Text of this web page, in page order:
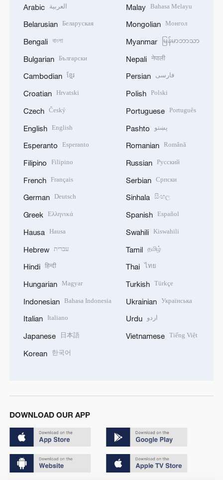
Arabic العربية
Belarusian Беларуская
Bengali বাংলা
Bulgarian Български
Cambodian ខ្មែរ
Croatian Hrvatski
Czech Český
English English
Esperanto Esperanto
Filipino Filipino
French Français
German Deutsch
Greek Ελληνικά
Hausa Hausa
Hebrew עברית
Hindi हिन्दी
Hungarian Magyar
Indonesian Bahasa Indonesia
Italian Italiano
Japanese 日本語
Korean 한국어
Malay Bahasa Melayu
Mongolian Монгол
Myanmar မြန်မာဘာသာ
Nepali नेपाली
Persian فارسی
Polish Polski
Portuguese Português
Pashto پښتو
Romanian Română
Russian Русский
Serbian Српски
Sinhala සිංහල
Spanish Español
Swahili Kiswahili
Tamil தமிழ்
Thai ไทย
Turkish Türkçe
Ukrainian Українська
Urdu اردو
Vietnamese Tiếng Việt
DOWNLOAD OUR APP